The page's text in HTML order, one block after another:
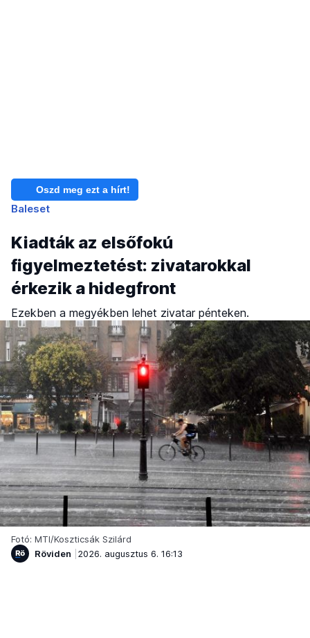
Oszd meg ezt a hírt!
Baleset
Kiadták az elsőfokú
figyelmeztetést: zivatarokkal
érkezik a hidegfront
Ezekben a megyékben lehet zivatar pénteken.
Fotó: MTI/Koszticsák Szilárd
Röviden
2026. augusztus 6. 16:13